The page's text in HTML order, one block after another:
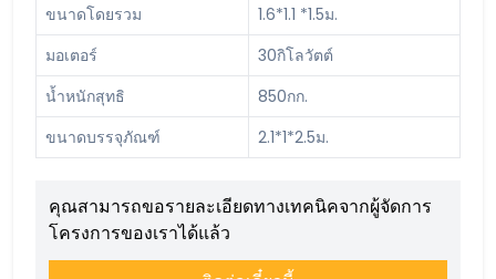
ขนาดโดยรวม
1.6*1.1 *1.5ม.
มอเตอร์
30กิโลวัตต์
น้ำหนักสุทธิ
850กก.
ขนาดบรรจุภัณฑ์
2.1*1*2.5ม.
คุณสามารถขอรายละเอียดทางเทคนิคจากผู้จัดการ
โครงการของเราได้แล้ว